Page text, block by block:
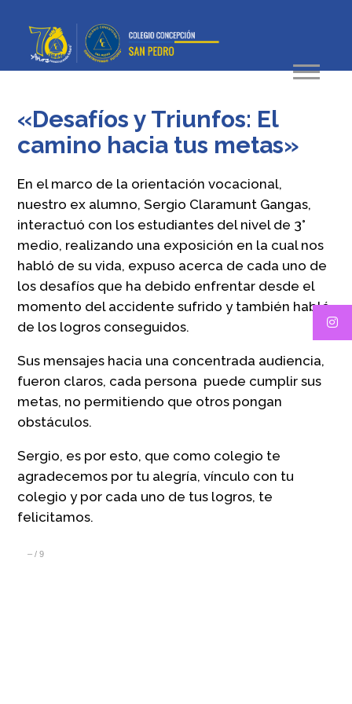
«Desafíos y Triunfos: El
camino hacia tus metas»
En el marco de la orientación vocacional,
nuestro ex alumno, Sergio Claramunt Gangas,
interactuó con los estudiantes del nivel de 3°
medio, realizando una exposición en la cual nos
habló de su vida, expuso acerca de cada uno de
los desafíos que ha debido enfrentar desde el
momento del accidente sufrido y también habló
de los logros conseguidos.
Sus mensajes hacia una concentrada audiencia,
fueron claros, cada persona puede cumplir sus
metas, no permitiendo que otros pongan
obstáculos.
Sergio, es por esto, que como colegio te
agradecemos por tu alegría, vínculo con tu
colegio y por cada uno de tus logros, te
felicitamos.
– /9